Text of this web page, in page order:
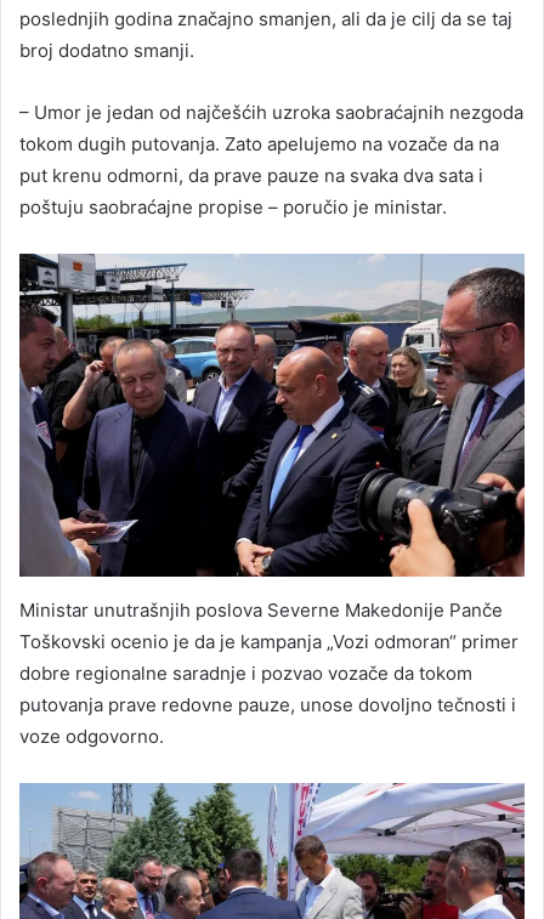
poslednjih godina značajno smanjen, ali da je cilj da se taj
broj dodatno smanji.
– Umor je jedan od najčešćih uzroka saobraćajnih nezgoda
tokom dugih putovanja. Zato apelujemo na vozače da na
put krenu odmorni, da prave pauze na svaka dva sata i
poštuju saobraćajne propise – poručio je ministar.
Ministar unutrašnjih poslova Severne Makedonije Panče
Toškovski ocenio je da je kampanja „Vozi odmoran“ primer
dobre regionalne saradnje i pozvao vozače da tokom
putovanja prave redovne pauze, unose dovoljno tečnosti i
voze odgovorno.